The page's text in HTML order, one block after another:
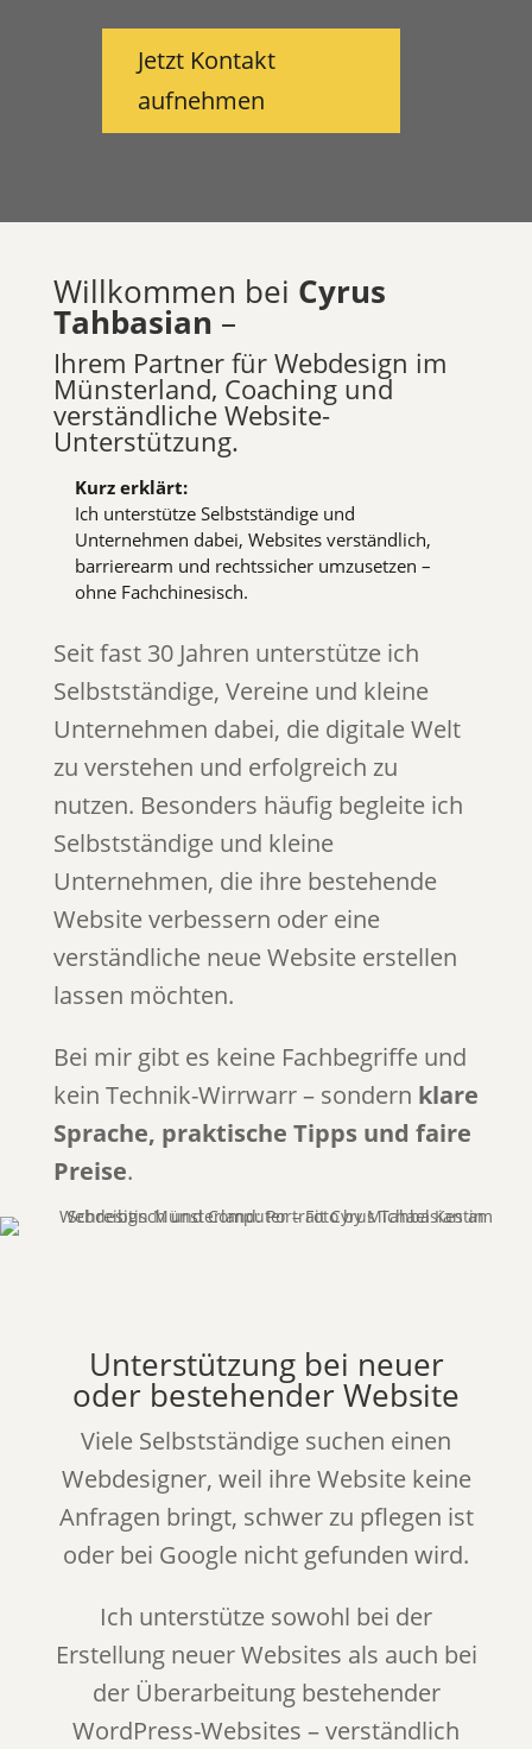
Jetzt Kontakt
aufnehmen
Willkommen bei Cyrus
Tahbasian –
Ihrem Partner für Webdesign im
Münsterland, Coaching und
verständliche Website-
Unterstützung.
Kurz erklärt:
Ich unterstütze Selbstständige und
Unternehmen dabei, Websites verständlich,
barrierearm und rechtssicher umzusetzen –
ohne Fachchinesisch.
Seit fast 30 Jahren unterstütze ich
Selbstständige, Vereine und kleine
Unternehmen dabei, die digitale Welt
zu verstehen und erfolgreich zu
nutzen. Besonders häufig begleite ich
Selbstständige und kleine
Unternehmen, die ihre bestehende
Website verbessern oder eine
verständliche neue Website erstellen
lassen möchten.
Bei mir gibt es keine Fachbegriffe und
kein Technik-Wirrwarr – sondern klare
Sprache, praktische Tipps und faire
Preise.
Unterstützung bei neuer
oder bestehender Website
Viele Selbstständige suchen einen
Webdesigner, weil ihre Website keine
Anfragen bringt, schwer zu pflegen ist
oder bei Google nicht gefunden wird.
Ich unterstütze sowohl bei der
Erstellung neuer Websites als auch bei
der Überarbeitung bestehender
WordPress-Websites – verständlich